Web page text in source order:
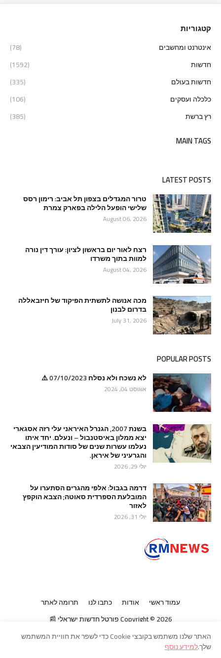
קטגוריות
אינטרנט ומחשבים
(78)
חדשות
(1592)
חדשות בעולם
(335)
כלכלה ועסקים
(106)
רץ ברשת
(385)
MAIN TAGS
LATEST POSTS
טרור המגדלים בצפון תל אביב: רימון רסס
שלישי הופעל הלילה בפארק צמרת
August 06, 2026
רצח לאור יום בראשון לציון: עורך דין נורה
למוות בתוך משרדו
August 04, 2026
מכה אנושה לתשתית הפיקוד של חיזבאללה
בדרום לבנון
July 31, 2026
POPULAR POSTS
לא נשכח ולא נסלח 07/10/2023 ⚠️
אוגוסט 04, 2024
בשנת 2007, הגנרל האיראני עלי רזה אסגארי
יצא ממלון באיסטנבול – ונעלם. יחד איתו
נעלמו עשרות שנים של סודות המודיעין הצבאי
והגרעיני של איראן.
יולי 29, 2026
דרמה בגבול: אלפי מהגרים הסתערו על
המובלעת הספרדית סאוטה; הצבא הוקפץ
לאזור
יולי 31, 2026
Copyright ©2026 פורטל חדשות ישראלי 📰
עמוד ראשי אודות כתבו לנו תרומה לאתר
האתר שלנו משתמש בקובצי Cookie כדי לשפר את חוויית המשתמש
שלך.למידע נוסף